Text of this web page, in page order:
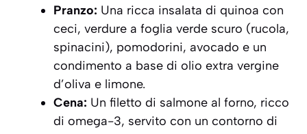
Pranzo: Una ricca insalata di quinoa con
ceci, verdure a foglia verde scuro (rucola,
spinacini), pomodorini, avocado e un
condimento a base di olio extra vergine
d’oliva e limone.
Cena: Un filetto di salmone al forno, ricco
di omega-3, servito con un contorno di